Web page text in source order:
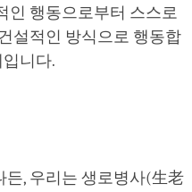
인 행동으로부터 스스로
설적인 방식으로 행동합
니다.
든, 우리는 생로병사(生老